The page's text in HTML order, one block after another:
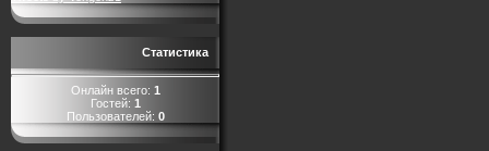
Статистика
Онлайн всего: 1
Гостей: 1
Пользователей: 0